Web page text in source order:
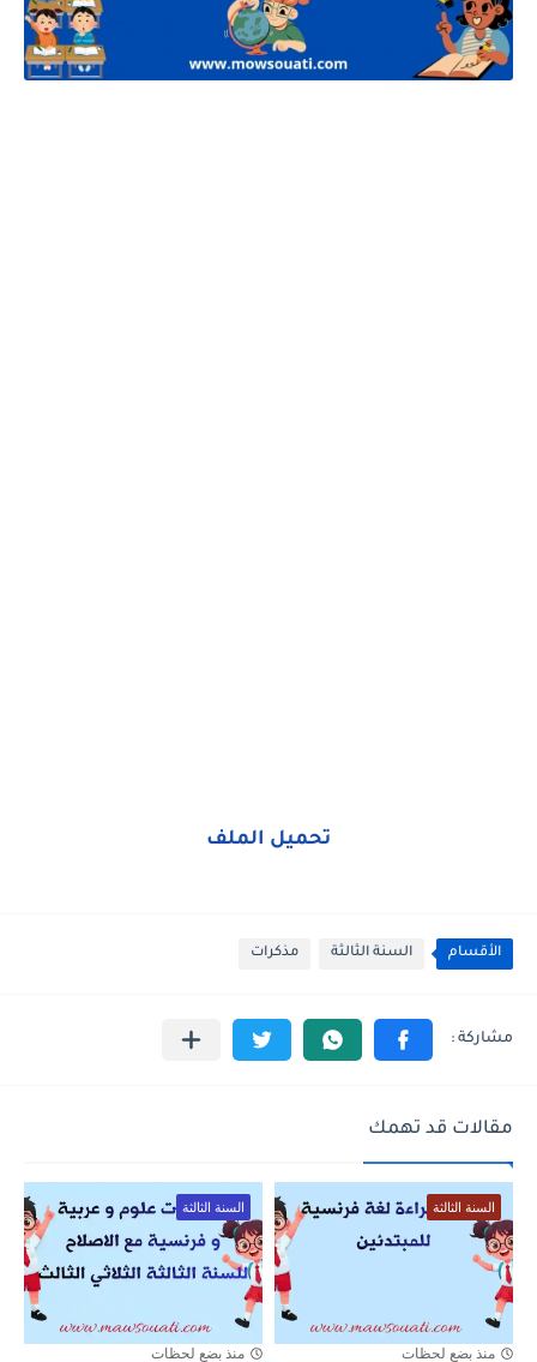
تحميل الملف
الأقسام السنة الثالثة مذكرات
مقالات قد تهمك
السنة الثالثة
منذ بضع لحظات
السنة الثالثة
منذ بضع لحظات